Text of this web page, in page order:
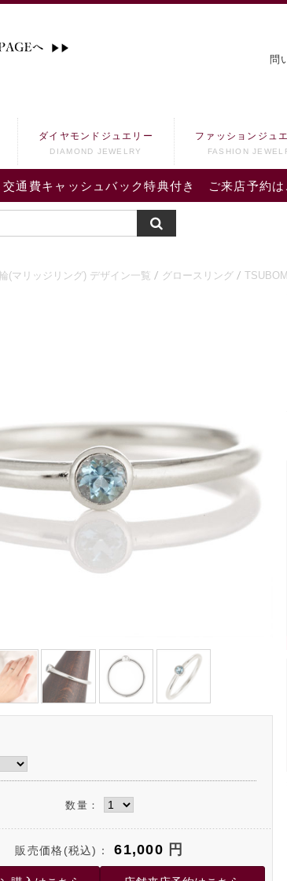
問
交通費キャッシュバック特典付き ご来店予約は
ダイヤモンドジュエリー
DIAMOND JEWELRY
ファッションジュ
FASHION
(マリッジリング) デザイン一覧 グロースリング TSUBOMI
数量：
販売価格(税込)： 61,000 円